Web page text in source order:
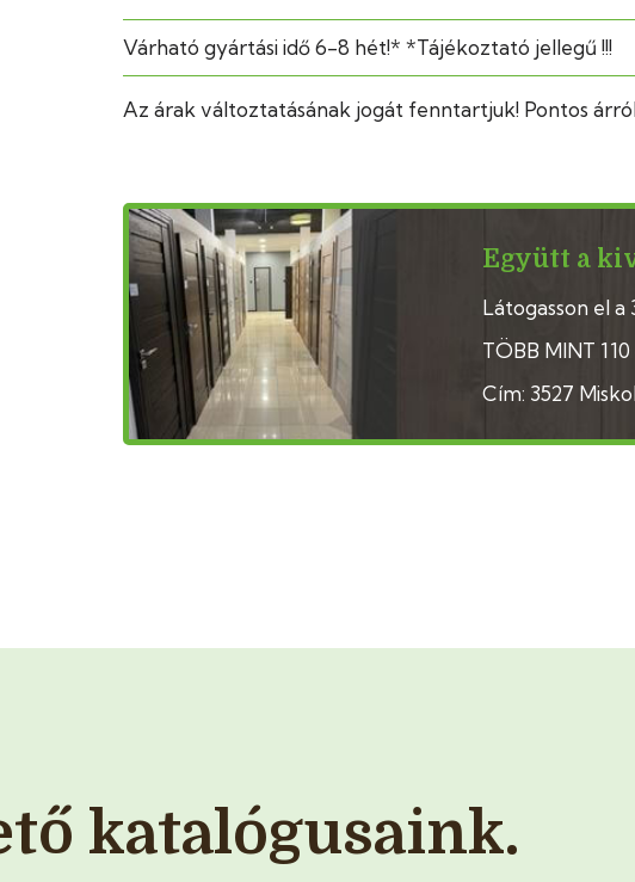
Várható gyártási idő 6-8 hét!* *Tájékoztató jellegű !!!
Az árak változtatásának jogát fenntartjuk! Pontos
Együtt a
Látogasson el a
TÖBB MINT
Cím: 3527
katalógusaink.